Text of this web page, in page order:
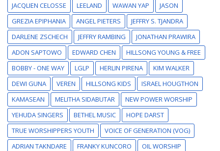
JACQLIEN CELOSSE
LEELAND WAWAN YAP
JASON
GREZIA EPIPHANIA
ANGEL PIETERS
JEFFRY S. TJANDRA
DARLENE ZSCHECH
JEFFRY RAMBING
JONATHAN PRAWIRA
ADON SAPTOWO
EDWARD CHEN
HILLSONG YOUNG & FREE
BOBBY - ONE WAY
LGLP HERLIN PIRENA
KIM WALKER
DEWI GUNA
VEREN HILLSONG KIDS
ISRAEL HOUGTHON
KAMASEAN
MELITHA SIDABUTAR
NEW POWER WORSHIP
YEHUDA SINGERS
BETHEL MUSIC
HOPE DARST
TRUE WORSHIPPERS YOUTH
VOICE OF GENERATION (VOG)
ADRIAN TAKNDARE
FRANKY KUNCORO
OIL WORSHIP